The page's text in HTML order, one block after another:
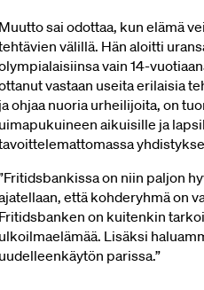
Muutto sai odottaa, kun elämä
välillä. Hän aloitti
vain 14-
vastaan useita erilaisia
ja ohjaa nuoria urheilijoita, on
uimapukuineen aikuisille ja
on niin paljon
että kohderyhmä on
Fritidsbanken on kuitenkin
ulkoilmaelämää. Lisäksi
uudelleenkäytön parissa.”